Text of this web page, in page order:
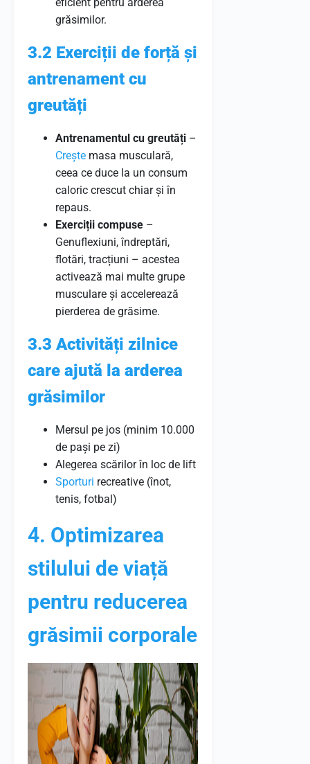
grăsimilor.
3.2 Exerciții de forță și
antrenament cu
greutăți
Antrenamentul cu greutăți –
Crește masa musculară,
ceea ce duce la un consum
caloric crescut chiar și în
repaus.
Exerciții compuse –
Genuflexiuni, îndreptări,
flotări, tracțiuni – acestea
activează mai multe grupe
musculare și accelerează
pierderea de grăsime.
3.3 Activități zilnice
care ajută la arderea
grăsimilor
Mersul pe jos (minim 10.000
de pași pe zi)
Alegerea scărilor în loc de lift
Sporturi recreative (înot,
tenis, fotbal)
4. Optimizarea
stilului de viață
pentru reducerea
grăsimii corporale